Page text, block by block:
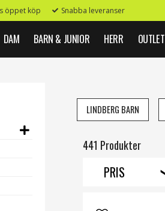
öppet köp Snabba leveranser
DAM BARN & JUNIOR HERR OUTLET
LINDBERG BARN
441 Produkter
PRIS